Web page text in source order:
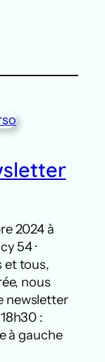
2024 à
54 ·
et tous,
nous
newsletter
:
à gauche